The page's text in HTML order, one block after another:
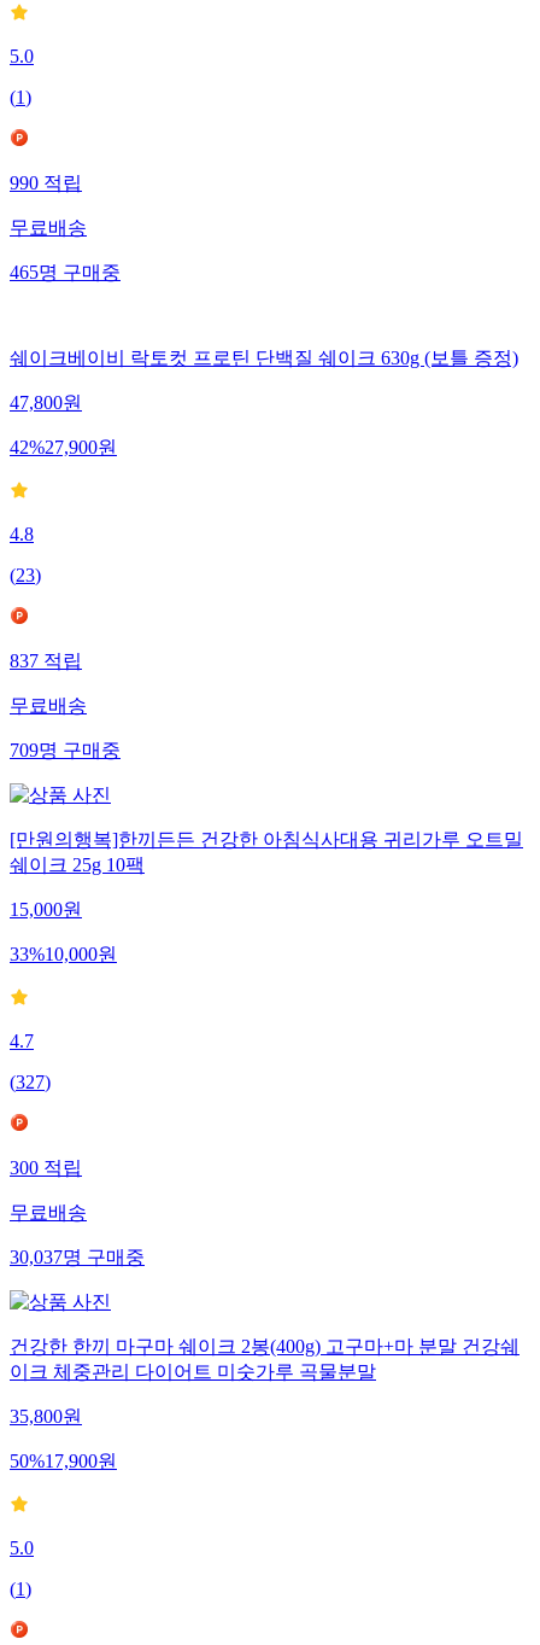
5.0
(1)
990적립
무료배송
465명구매중
쉐이크베이비 락토컷 프로틴 단백질 쉐이크 630g (보틀 증정)
47,800원
42%27,900원
4.8
(23)
837적립
무료배송
709명구매중
[만원의행복]한끼든든 건강한 아침식사대용 귀리가루 오트밀
쉐이크 25g 10팩
15,000원
33%10,000원
4.7
(327)
300적립
무료배송
30,037명구매중
건강한 한끼 마구마 쉐이크 2봉(400g) 고구마+마 분말 건강쉐
이크 체중관리 다이어트 미숫가루 곡물분말
35,800원
50%17,900원
5.0
(1)